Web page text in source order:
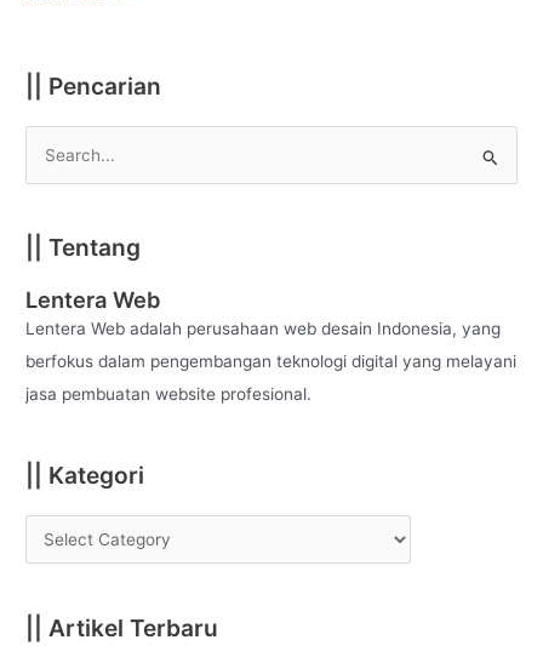
|| Pencarian
r
c
h
f
o
|| Tentang
Lentera Web
Lentera Web adalah perusahaan web desain Indonesia, yang
berfokus dalam pengembangan teknologi digital yang melayani
jasa pembuatan website profesional.
|| Kategori
|| Artikel Terbaru